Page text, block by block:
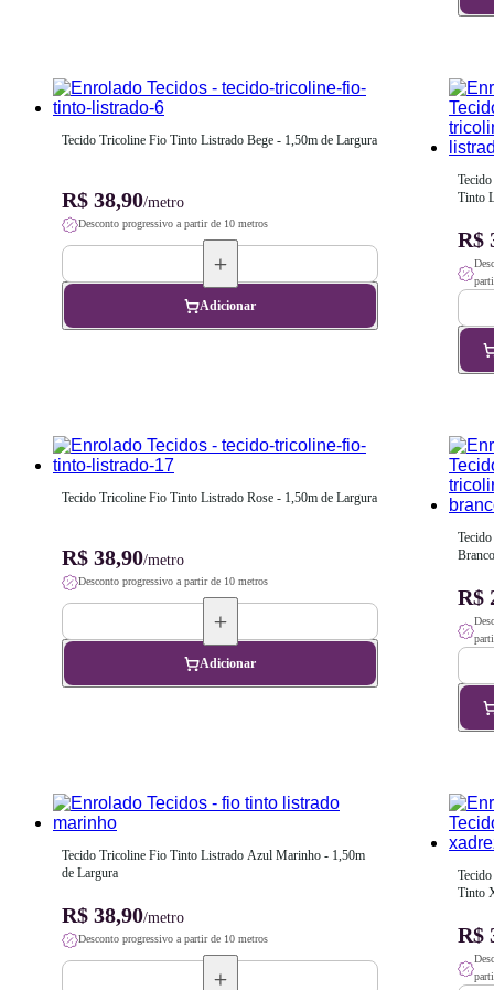
Tecido Tricoline Fio Tinto Listrado Bege - 1,50m de Largura
R$ 38,90/metro
Desconto progressivo a partir de 10 metros
Adicionar
Tinto
R$
Tecido Tricoline Fio Tinto Listrado Rose - 1,50m de Largura
R$ 38,90/metro
Desconto progressivo a partir de 10 metros
Adicionar
R$
Tecido Tricoline Fio Tinto Listrado Azul Marinho - 1,50m
de Largura
R$ 38,90/metro
Desconto progressivo a partir de 10 metros
Tinto
R$